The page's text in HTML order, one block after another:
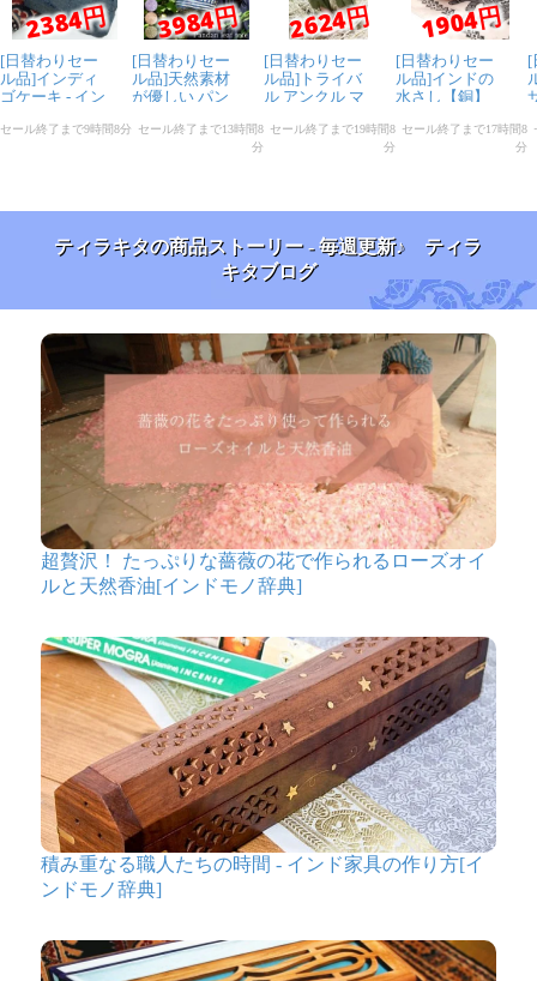
ティラキタの商品ストーリー - 毎週更新♪ ティラ
キタブログ
超贅沢！ たっぷりな薔薇の花で作られるローズオイ
ルと天然香油[インドモノ辞典]
積み重なる職人たちの時間 - インド家具の作り方[イ
ンドモノ辞典]